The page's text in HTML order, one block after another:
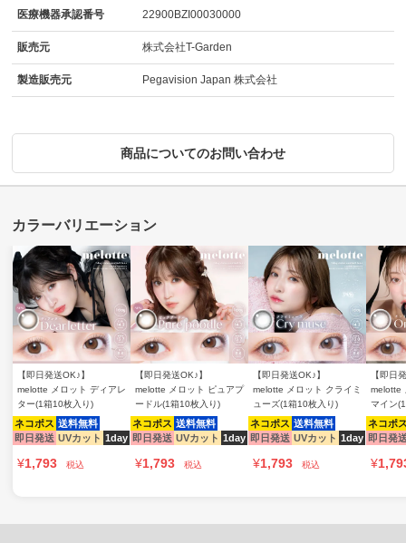
医療機器承認番号 22900BZI00030000
販売元 株式会社T-Garden
製造販売元 Pegavision Japan 株式会社
商品についてのお問い合わせ
【即日発送OK♪】
melotte メロット ディアレ
ター(1箱10枚入り)
ネコポス 送料無料
即日発送 UVカット 1day
¥1,793 税込
【即日発送OK♪】
melotte メロット ピュアプ
ードル(1箱10枚入り)
ネコポス 送料無料
即日発送 UVカット 1day
¥1,793 税込
【即日発送OK♪】
melotte メロット クライミ
ューズ(1箱10枚入り)
ネコポス 送料無料
即日発送 UVカット 1day
¥1,793 税込
【即日
melotte
マイン
ネコポ
即日発
¥